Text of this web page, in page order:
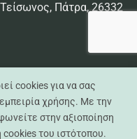
Πάτρα, 26332
Bank
Cash
cookies για να σας
χρήσης. Με την
στην αξιοποίηση
του ιστότοπου.